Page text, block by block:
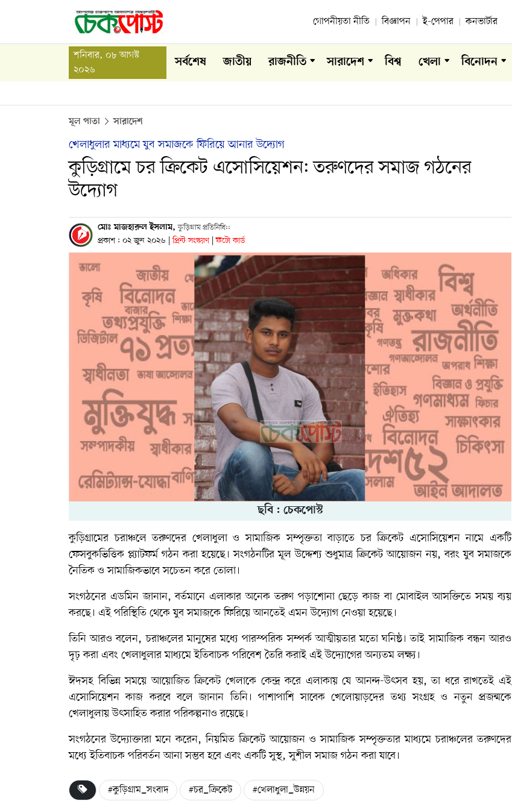
গোপনীয়তা নীতি বিজ্ঞাপন ই-পেপার কনভার্টার
শনিবার, ০৮ আগস্ট
২০২৬
সর্বশেষ জাতীয় রাজনীতি সারাদেশ বিশ্ব খেলা বিনোদন
মূল পাতা সারাদেশ
খেলাধুলার মাধ্যমে যুব সমাজকে ফিরিয়ে আনার উদ্যোগ
কুড়িগ্রামে চর ক্রিকেট এসোসিয়েশন: তরুণদের সমাজ গঠনের
উদ্যোগ
মোঃ মাজহারুল ইসলাম,কুড়িগ্রাম প্রতিনিধি::
প্রকাশ : ০২ জুন ২০২৬ | প্রিন্ট সংস্করণ | ফটো কার্ড
ছবি : চেকপোস্ট
কুড়িগ্রামের চরাঞ্চলে তরুণদের খেলাধুলা ও সামাজিক সম্পৃক্ততা বাড়াতে চর ক্রিকেট এসোসিয়েশন নামে একটি
ফেসবুকভিত্তিক প্ল্যাটফর্ম গঠন করা হয়েছে। সংগঠনটির মূল উদ্দেশ্য শুধুমাত্র ক্রিকেট আয়োজন নয়, বরং যুব সমাজকে
নৈতিক ও সামাজিকভাবে সচেতন করে তোলা।
সংগঠনের এডমিন জানান, বর্তমানে এলাকার অনেক তরুণ পড়াশোনা ছেড়ে কাজ বা মোবাইল আসক্তিতে সময় ব্যয়
করছে। এই পরিস্থিতি থেকে যুব সমাজকে ফিরিয়ে আনতেই এমন উদ্যোগ নেওয়া হয়েছে।
তিনি আরও বলেন, চরাঞ্চলের মানুষের মধ্যে পারস্পরিক সম্পর্ক আত্মীয়তার মতো ঘনিষ্ঠ। তাই সামাজিক বন্ধন আরও
দৃঢ় করা এবং খেলাধুলার মাধ্যমে ইতিবাচক পরিবেশ তৈরি করাই এই উদ্যোগের অন্যতম লক্ষ্য।
ঈদসহ বিভিন্ন সময়ে আয়োজিত ক্রিকেট খেলাকে কেন্দ্র করে এলাকায় যে আনন্দ-উৎসব হয়, তা ধরে রাখতেই এই
এসোসিয়েশন কাজ করবে বলে জানান তিনি। পাশাপাশি সাবেক খেলোয়াড়দের তথ্য সংগ্রহ ও নতুন প্রজন্মকে
খেলাধুলায় উৎসাহিত করার পরিকল্পনাও রয়েছে।
সংগঠনের উদ্যোক্তারা মনে করেন, নিয়মিত ক্রিকেট আয়োজন ও সামাজিক সম্পৃক্ততার মাধ্যমে চরাঞ্চলের তরুণদের
মধ্যে ইতিবাচক পরিবর্তন আনা সম্ভব হবে এবং একটি সুস্থ, সুশীল সমাজ গঠন করা যাবে।
#কুড়িগ্রাম_সংবাদ #চর_ক্রিকেট #খেলাধুলা_উন্নয়ন